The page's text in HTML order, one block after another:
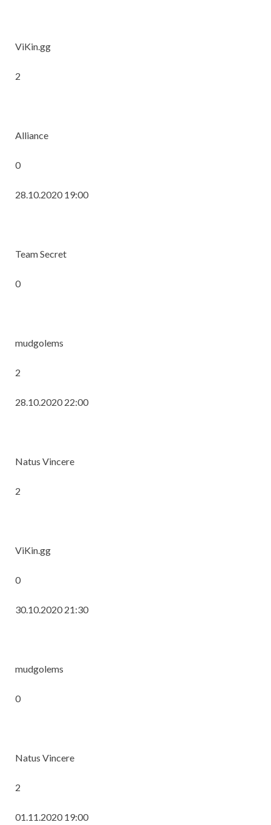
ViKin.gg
2
Alliance
0
28.10.2020 19:00
Team Secret
0
mudgolems
2
28.10.2020 22:00
Natus Vincere
2
ViKin.gg
0
30.10.2020 21:30
mudgolems
0
Natus Vincere
2
01.11.2020 19:00